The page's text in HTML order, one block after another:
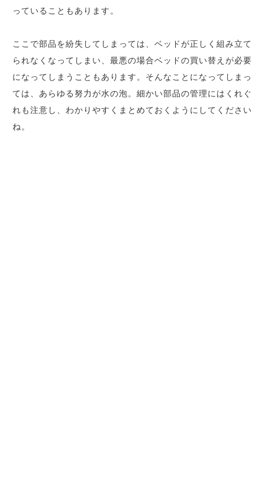
っていることもあります。
ここで部品を紛失してしまっては、ベッドが正しく組み立て
られなくなってしまい、最悪の場合ベッドの買い替えが必要
になってしまうこともあります。そんなことになってしまっ
ては、あらゆる努力が水の泡。細かい部品の管理にはくれぐ
れも注意し、わかりやすくまとめておくようにしてください
ね。